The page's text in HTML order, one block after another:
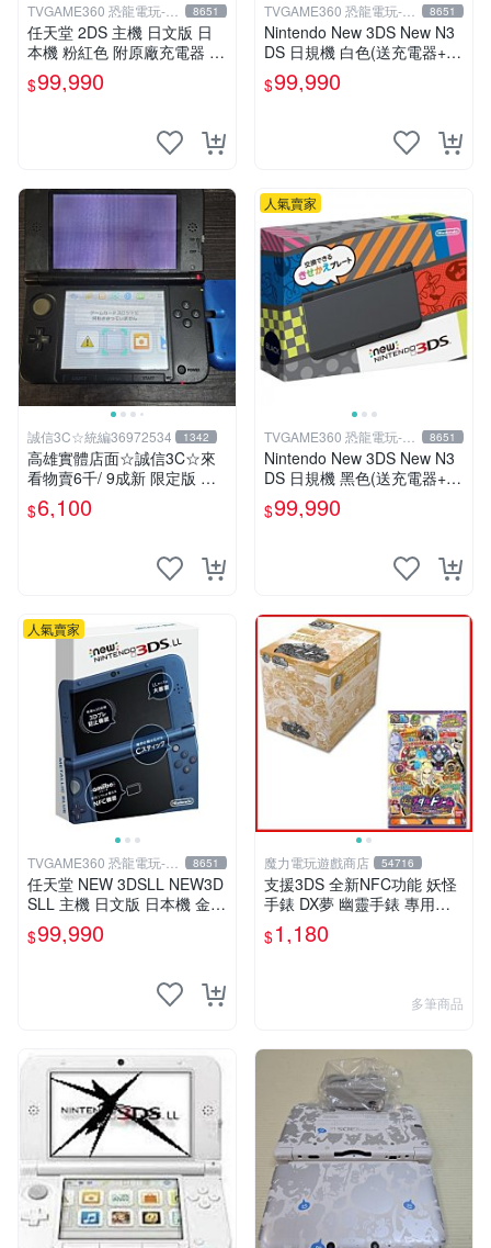
TVGAME360 恐龍電玩-台
中店
8651
任天堂 2DS 主機 日文版 日
本機 粉紅色 附原廠充電器 保
護貼【台中恐龍電玩】
$99,990
TVGAME360 恐龍電玩-台
中店
8651
Nintendo New 3DS New N3
DS 日規機 白色(送充電器+保
護貼)【台中恐龍電玩】
$99,990
誠信3C☆統編36972534 1342
高雄實體店面☆誠信3C☆來
看物賣6千/ 9成新 限定版 無
改機 任天堂 3DS LL 日規主
機 上螢幕不顯示 其他二手功
$6,100
人氣賣家
TVGAME360 恐龍電玩-台
中店
8651
Nintendo New 3DS New N3
DS 日規機 黑色(送充電器+保
護貼) 【台中恐龍電玩】
$99,990
人氣賣家
TVGAME360 恐龍電玩-台
中店
8651
任天堂 NEW 3DSLL NEW3D
SLL 主機 日文版 日本機 金屬
藍 附充電器 保護貼【台中恐
龍電玩】
$99,990
魔力電玩遊戲商店 54716
支援3DS 全新NFC功能 妖怪
手錶 DX夢 幽靈手錶 專用徽
章 夢05 神妖怪 神降臨 整盒2
0包【板橋魔力】
$1,180
多筆商品